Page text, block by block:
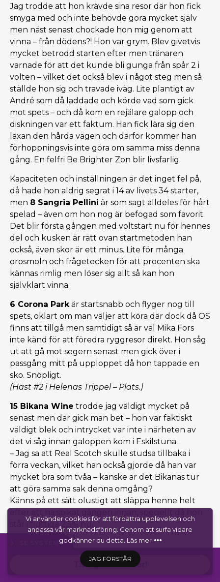
Vi använder cookies för att förbättra upplevelsen och
anpassa vår marknadsföring. Genom att surfa vidare
godkänner du detta. Läs mer
JAG FÖRSTÅR
Jag trodde att hon krävde sina resor där hon fick
smyga med och inte behövde göra mycket själv
men näst senast chockade hon mig genom att
vinna – från dödens?! Hon var grym. Blev givetvis
mycket betrodd starten efter men tränaren
varnade för att det kunde bli gunga från spår 2 i
volten – vilket det också blev i något steg men så
ställde hon sig och travade iväg. Lite plantigt av
André som då laddade och körde vad som gick
mot spets – och då kom en rejälare galopp och
diskningen var ett faktum. Han fick lära sig den
läxan den hårda vägen och därför kommer han
förhoppningsvis inte göra om samma miss denna
gång. En felfri Be Brighter Zon blir livsfarlig.
Kapaciteten och inställningen är det inget fel på,
då hade hon aldrig segrat i 14 av livets 34 starter,
men 8 Sangria Pellini är som sagt alldeles för hårt
spelad – även om hon nog är befogad som favorit.
Det blir första gången med voltstart nu för hennes
del och kusken är rätt ovan startmetoden han
också, även skor är ett minus. Lite för många
orosmoln och frågetecken för att procenten ska
kännas rimlig men löser sig allt så kan hon
självklart vinna.
6 Corona Parkär startsnabb och flyger nog till
spets, oklart om man väljer att köra där dock då OS
finns att tillgå men samtidigt så är väl Mika Fors
inte känd för att föredra ryggresor direkt. Hon såg
ut att gå mot segern senast men gick över i
passgång mitt på upploppet då hon tappade en
sko. Snöpligt.
(Häst #2 i Helenas Trippel – Plats.)
15 Bikana Wine trodde jag väldigt mycket på
senast men där gick man bet – hon var faktiskt
väldigt blek och intrycket var inte i närheten av
det vi såg innan galoppen kom i Eskilstuna.
– Jag sa att Real Scotch skulle studsa tillbaka i
förra veckan, vilket han också gjorde då han var
mycket bra som tvåa – kanske är det Bikanas tur
att göra samma sak denna omgång?
Känns på ett sätt olustigt att släppa henne helt
står i fjuttiga 2,5% nu.
Smällkaramellen:
som galopperade kort efter start
för att sedan köra ikapp fältet och smyga med
Till lagets andelar!